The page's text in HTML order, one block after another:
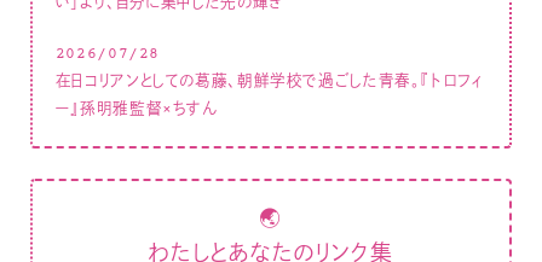
2026/07/28
在日コリアンとしての葛藤、朝鮮学校で過ごした青春。『トロフィ
ー』孫明雅監督×ちすん
🌏
わたしとあなたのリンク集